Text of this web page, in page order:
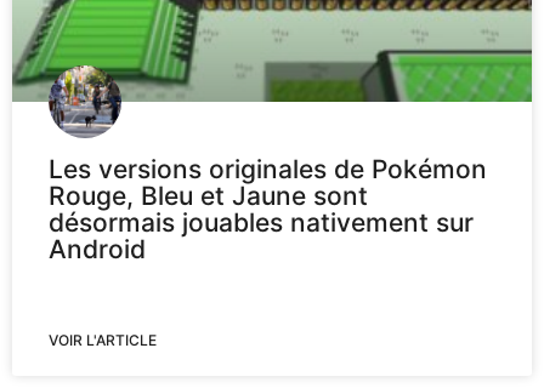
Les versions originales de Pokémon
Rouge, Bleu et Jaune sont
désormais jouables nativement sur
Android
VOIR L'ARTICLE